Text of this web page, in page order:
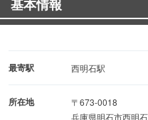
美味しいお食事が楽しめ
い。
基本情報
最寄駅 西明石駅
所在地
〒673-0018
兵庫県明石市西明